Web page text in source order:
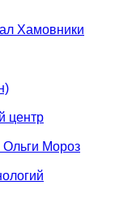
Хамовники
центр
Ольги Мороз